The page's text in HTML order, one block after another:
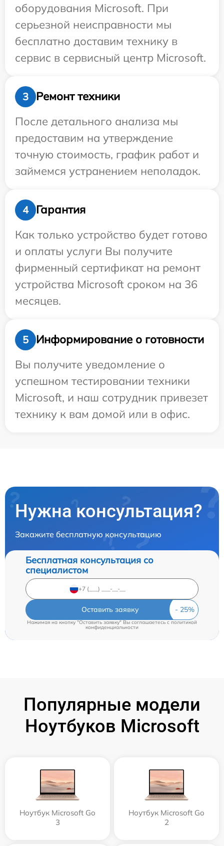
оборудования Microsoft. При
серьезной неисправности мы
бесплатно доставим технику в
сервис в сервисный центр Microsoft.
3
Ремонт техники
После детального анализа мы
предоставим на утверждение
точную стоимость, график работ и
займемся устранением неполадок.
4
Гарантия
Как только устройство будет готово
и оплаты услуги Вы получите
фирменный сертификат на ремонт
устройства Microsoft сроком на 36
месяцев.
5
Информирование о готовности
Вы получите уведомление о
успешном тестировании техники
Microsoft, и наш сотрудник привезет
технику к вам домой или в офис.
Нужна консультация?
Закажите бесплатную консультацию
Бесплатная консультация со
специалистом
Оставить заявку
Нажимая на кнопку "Оставить заявку" Вы соглашаетесь cполитикой
конфиденциальности
Популярные модели
Ноутбуков Microsoft
Ноутбук Microsoft Go
3
Ноутбук Microsoft Go
2